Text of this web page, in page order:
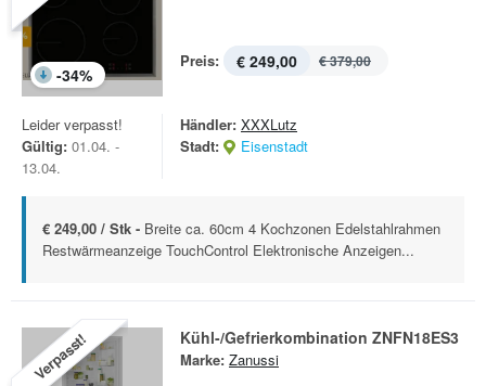
-34%
Preis: € 249,00 € 379,00
Leider verpasst!
Gültig: 01.04. -
13.04.
Händler: XXXLutz
Stadt:
Eisenstadt
€ 249,00 / Stk - Breite ca. 60cm 4 Kochzonen Edelstahlrahmen
Restwärmeanzeige TouchControl Elektronische Anzeigen...
Verpasst! Kühl-/Gefrierkombination ZNFN18ES3
Marke: Zanussi